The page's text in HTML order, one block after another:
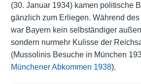
(30. Januar 1934) kamen politische
gänzlich zum Erliegen. Während des
war Bayern kein selbständiger
sondern nurmehr Kulisse der
(Mussolinis Besuche in München
Münchener Abkommen 1938).